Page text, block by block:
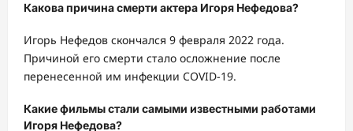
Какова причина смерти актера Игоря Нефедова?
Игорь Нефедов скончался 9 февраля 2022 года.
Причиной его смерти стало осложнение после
перенесенной им инфекции COVID-19.
Какие фильмы стали самыми известными работами
Игоря Нефедова?